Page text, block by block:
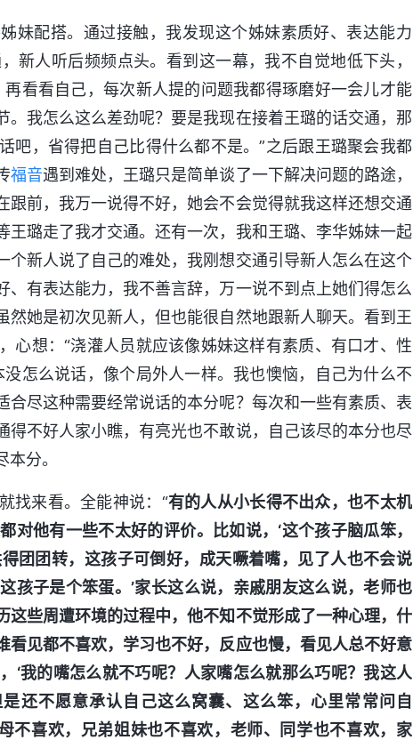
妹配搭。通过接触，我发现这个姊妹素质好、表达能力
新人听后频频点头。看到这一幕，我不自觉地低下头，
看看自己，每次新人提的问题我都得琢磨好一会儿才能
我怎么这么差劲呢？要是我现在接着王璐的话交通，那
吧，省得把自己比得什么都不是。”之后跟王璐聚会我都
福音遇到难处，王璐只是简单谈了一下解决问题的路途，
前，我万一说得不好，她会不会觉得就我这样还想交通
璐走了我才交通。还有一次，我和王璐、李华姊妹一起
新人说了自己的难处，我刚想交通引导新人怎么在这个
有表达能力，我不善言辞，万一说不到点上她们得怎么
她是初次见新人，但也能很自然地跟新人聊天。看到王
心想：“浇灌人员就应该像姊妹这样有素质、有口才、性
怎么说话，像个局外人一样。我也懊恼，自己为什么不
尽这种需要经常说话的本分呢？每次和一些有素质、表
不好人家小瞧，有亮光也不敢说，自己该尽的本分也尽
分。
找来看。全能神说：“有的人从小长得不出众，也不太机
他有一些不太好的评价。比如说，‘这个孩子脑瓜笨，
团团转，这孩子可倒好，成天噘着嘴，见了人也不会说
孩子是个笨蛋。’家长这么说，亲戚朋友这么说，老师也
些周遭环境的过程中，他不知不觉形成了一种心理，什
见都不喜欢，学习也不好，反应也慢，看见人总不好意
‘我的嘴怎么就不巧呢？人家嘴怎么就那么巧呢？我这人
还不愿意承认自己这么窝囊、这么笨，心里常常问自
不喜欢，兄弟姐妹也不喜欢，老师、同学也不喜欢，家